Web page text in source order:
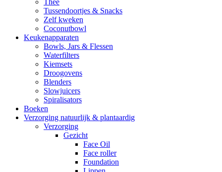
Thee
Tussendoortjes & Snacks
Zelf kweken
Coconutbowl
Keukenapparaten
Bowls, Jars & Flessen
Waterfilters
Kiemsets
Droogovens
Blenders
Slowjuicers
Spiralisators
Boeken
Verzorging natuurlijk & plantaardig
Verzorging
Gezicht
Face Oil
Face roller
Foundation